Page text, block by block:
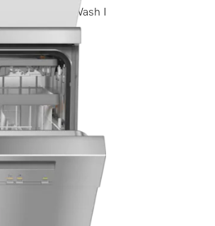
QuickPowerWash I